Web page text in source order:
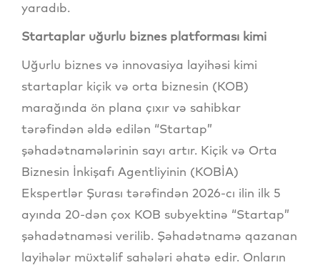
yaradıb.
Startaplar uğurlu biznes platforması kimi
Uğurlu biznes və innovasiya layihəsi kimi
startaplar kiçik və orta biznesin (KOB)
marağında ön plana çıxır və sahibkar
tərəfindən əldə edilən “Startap”
şəhadətnamələrinin sayı artır. Kiçik və Orta
Biznesin İnkişafı Agentliyinin (KOBİA)
Ekspertlər Şurası tərəfindən 2026-cı ilin ilk 5
ayında 20-dən çox KOB subyektinə “Startap”
şəhadətnaməsi verilib. Şəhadətnamə qazanan
layihələr müxtəlif sahələri əhatə edir. Onların